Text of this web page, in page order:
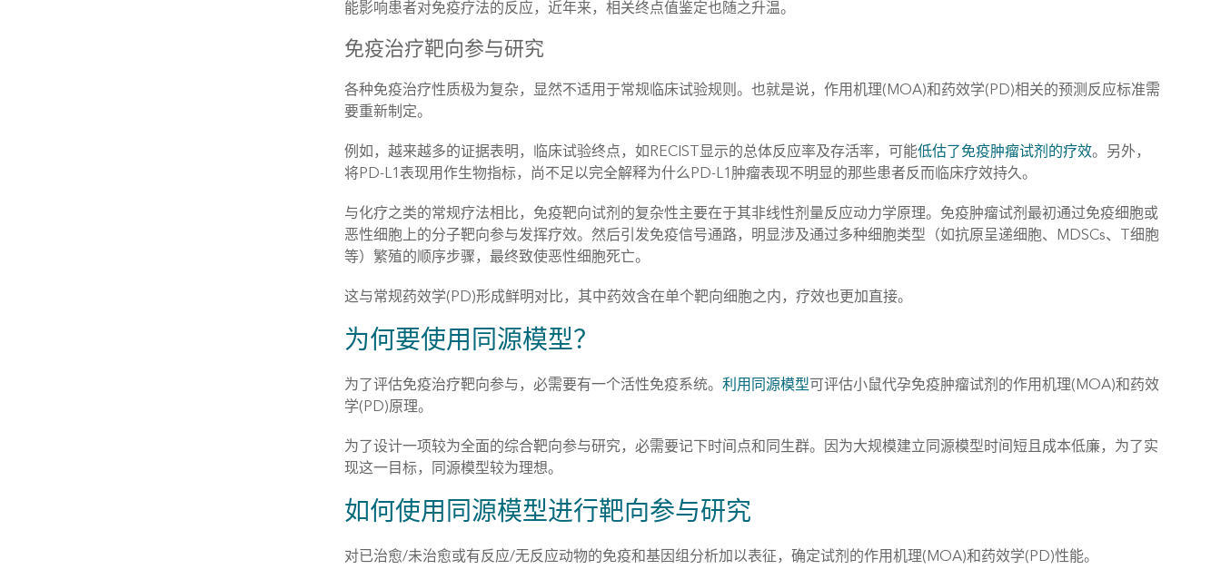
能影响患者对免疫疗法的反应，近年来，相关终点值鉴定也随之升温。
免疫治疗靶向参与研究
各种免疫治疗性质极为复杂，显然不适用于常规临床试验规则。也就是说，作用机理(MOA)和药效学(PD)相关的预测反应标准需
要重新制定。
例如，越来越多的证据表明，临床试验终点，如RECIST显示的总体反应率及存活率，可能低估了免疫肿瘤试剂的疗效。另外，
将PD-L1表现用作生物指标，尚不足以完全解释为什么PD-L1肿瘤表现不明显的那些患者反而临床疗效持久。
与化疗之类的常规疗法相比，免疫靶向试剂的复杂性主要在于其非线性剂量反应动力学原理。免疫肿瘤试剂最初通过免疫细胞或
恶性细胞上的分子靶向参与发挥疗效。然后引发免疫信号通路，明显涉及通过多种细胞类型（如抗原呈递细胞、MDSCs、T细胞
等）繁殖的顺序步骤，最终致使恶性细胞死亡。
这与常规药效学(PD)形成鲜明对比，其中药效含在单个靶向细胞之内，疗效也更加直接。
为何要使用同源模型？
为了评估免疫治疗靶向参与，必需要有一个活性免疫系统。利用同源模型可评估小鼠代孕免疫肿瘤试剂的作用机理(MOA)和药效
学(PD)原理。
为了设计一项较为全面的综合靶向参与研究，必需要记下时间点和同生群。因为大规模建立同源模型时间短且成本低廉，为了实
现这一目标，同源模型较为理想。
如何使用同源模型进行靶向参与研究
对已治愈/未治愈或有反应/无反应动物的免疫和基因组分析加以表征，确定试剂的作用机理(MOA)和药效学(PD)性能。